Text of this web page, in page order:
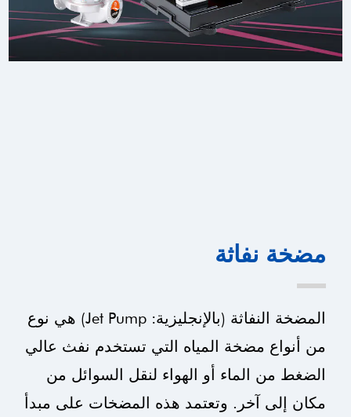
مضخة نفاثة
المضخة النفاثة (بالإنجليزية: Jet Pump) هي نوع
من أنواع مضخة المياه التي تستخدم نفث عالي
الضغط من الماء أو الهواء لنقل السوائل من
مكان إلى آخر. وتعتمد هذه المضخات على مبدأ